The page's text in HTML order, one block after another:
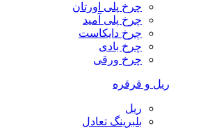
چرخ پلی اورتان
چرخ پلی آمید
چرخ دایکاست
چرخ بادی
چرخ ورقی
ریل و قرقره
ریل
بلبرینگ تعادل